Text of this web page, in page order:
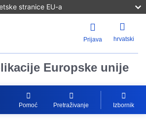
stranice EU-a
Prijava hrvatski
Europske unije
Pomoć Pretraživanje Izbornik